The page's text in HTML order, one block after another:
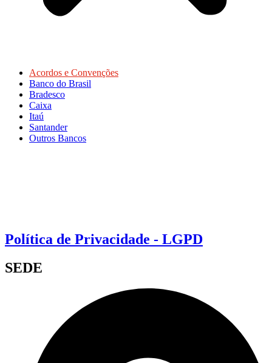
Acordos e Convenções
Banco do Brasil
Bradesco
Caixa
Itaú
Santander
Outros Bancos
Política de Privacidade - LGPD
SEDE